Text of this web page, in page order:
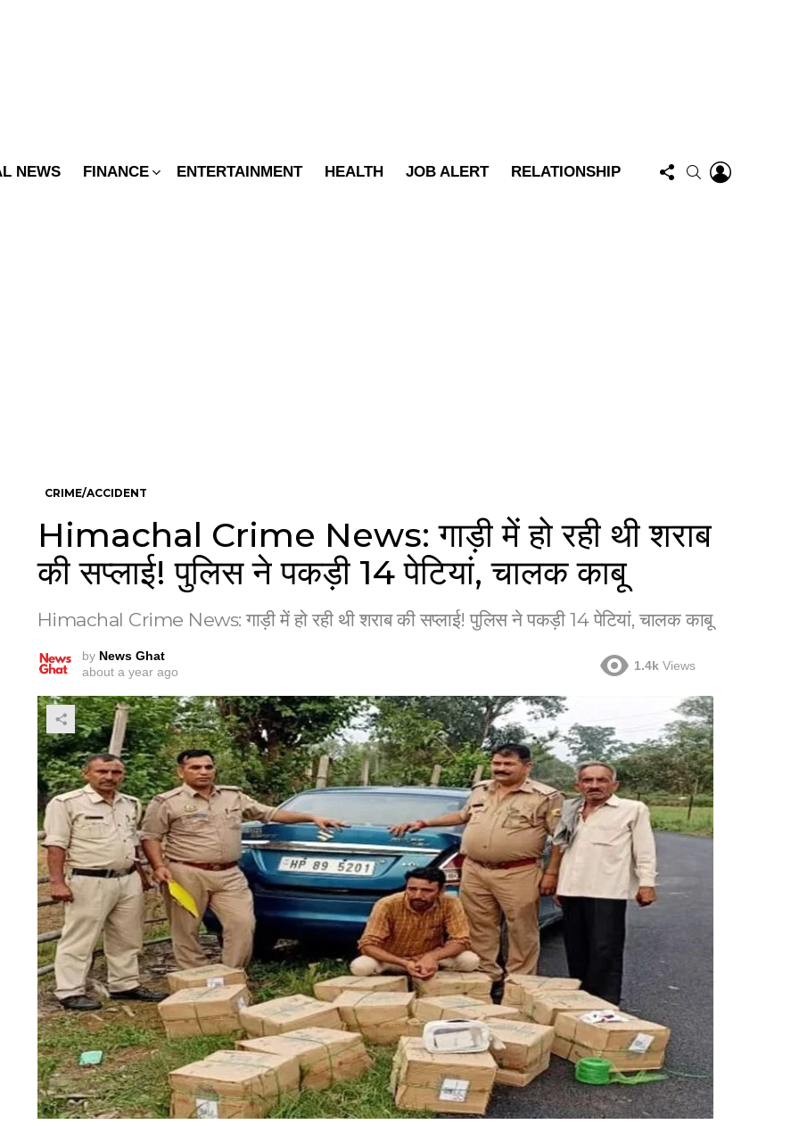
NEWS FINANCE ENTERTAINMENT HEALTH JOB ALERT RELATIONSHIP
FOLLOW
US
SEARCH
CRIME/ACCIDENT
Himachal Crime News: गाड़ी में हो रही थी शराब
की सप्लाई! पुलिस ने पकड़ी 14 पेटियां, चालक काबू
Himachal Crime News: गाड़ी में हो रही थी शराब की सप्लाई! पुलिस ने पकड़ी 14 पेटियां, चालक काबू
by News Ghat
about a year ago
1.4k Views